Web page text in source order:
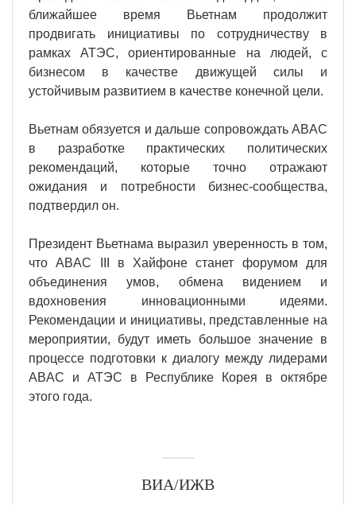
ближайшее время Вьетнам продолжит
продвигать инициативы по сотрудничеству в
рамках АТЭС, ориентированные на людей, с
бизнесом в качестве движущей силы и
устойчивым развитием в качестве конечной цели.
Вьетнам обязуется и дальше сопровождать ABAC
в разработке практических политических
рекомендаций, которые точно отражают
ожидания и потребности бизнес-сообщества,
подтвердил он.
Президент Вьетнама выразил уверенность в том,
что ABAC III в Хайфоне станет форумом для
объединения умов, обмена видением и
вдохновения инновационными идеями.
Рекомендации и инициативы, представленные на
мероприятии, будут иметь большое значение в
процессе подготовки к диалогу между лидерами
ABAC и АТЭС в Республике Корея в октябре
этого года.
ВИА/ИЖВ